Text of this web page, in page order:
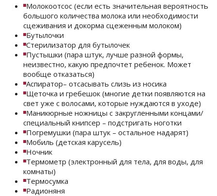
Молокоотсос (если есть значительная вероятность
большого количества молока или необходимости
сцеживания и докорма сцеженным молоком)
Бутылочки
Стерилизатор для бутылочек
Пустышки (пара штук, лучше разной формы,
неизвестно, какую предпочтет ребенок. Может
вообще отказаться)
Аспиратор– отсасывать слизь из носика
Щеточка и гребешок (многие детки появляются на
свет уже с волосами, которые нуждаются в уходе)
Маникюрные ножницы с закругленными концами/
специальный книпсер – подстригать ноготки
Погремушки (пара штук – остальное надарят)
Мобиль (детская карусель)
Ночник
Термометр (электронный для тела, для воды, для
комнаты)
Термосумка
Радионяня